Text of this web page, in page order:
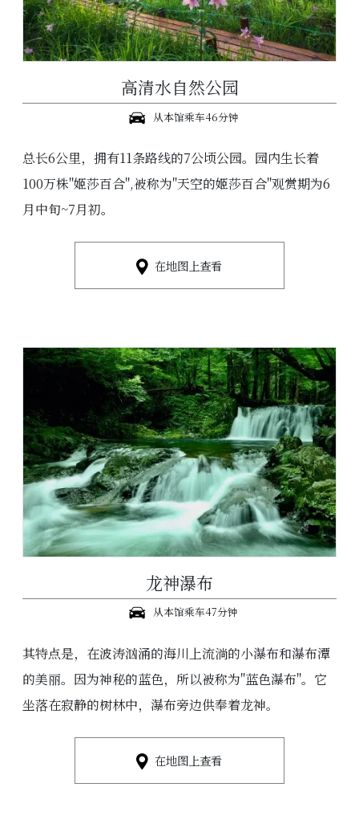
高清水自然公园
从本馆乘车46分钟
总长6公里，拥有11条路线的7公顷公园。园内生长着
100万株"姬莎百合",被称为"天空的姬莎百合"观赏期为6
月中旬~7月初。
在地图上查看
龙神瀑布
从本馆乘车47分钟
其特点是，在波涛汹涌的海川上流淌的小瀑布和瀑布潭
的美丽。因为神秘的蓝色，所以被称为"蓝色瀑布"。它
坐落在寂静的树林中，瀑布旁边供奉着龙神。
在地图上查看